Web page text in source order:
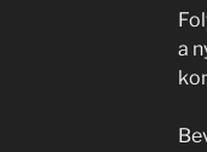
a